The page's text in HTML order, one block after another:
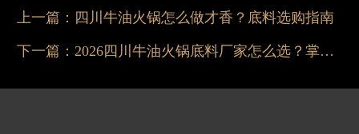
上一篇： 四川牛油火锅怎么做才香？底料选购指南
下一篇： 2026四川牛油火锅底料厂家怎么选？掌邦更稳